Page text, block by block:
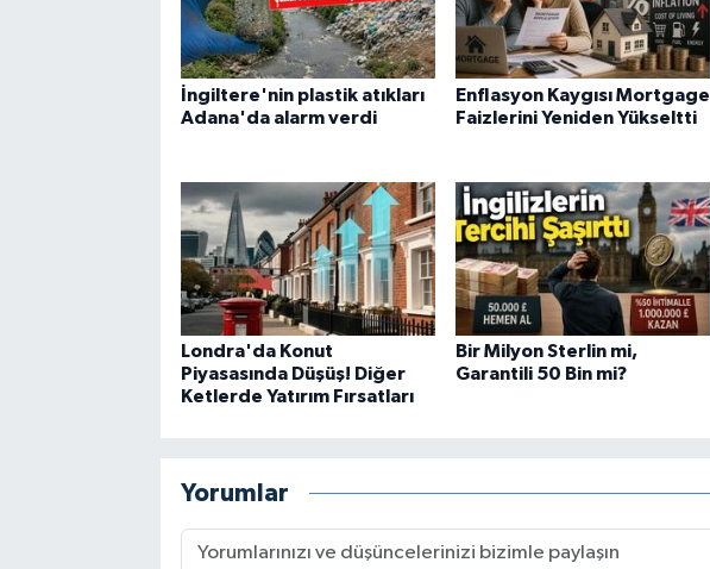
İngiltere'nin plastik atıkları
Adana'da alarm verdi
Enflasyon Kaygısı Mortgage
Faizlerini Yeniden Yükseltti
Londra'da Konut
Piyasasında Düşüş! Diğer
Ketlerde Yatırım Fırsatları
Bir Milyon Sterlin mi,
Garantili 50 Bin mi?
Yorumlar